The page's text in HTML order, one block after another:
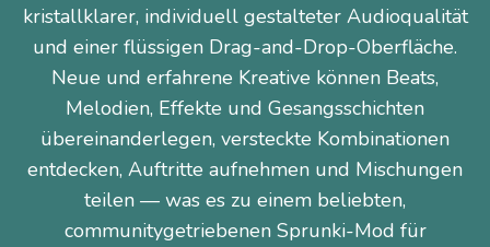
kristallklarer, individuell gestalteter Audioqualität
und einer flüssigen Drag-and-Drop-Oberfläche.
Neue und erfahrene Kreative können Beats,
Melodien, Effekte und Gesangsschichten
übereinanderlegen, versteckte Kombinationen
entdecken, Auftritte aufnehmen und Mischungen
teilen — was es zu einem beliebten,
communitygetriebenen Sprunki-Mod für